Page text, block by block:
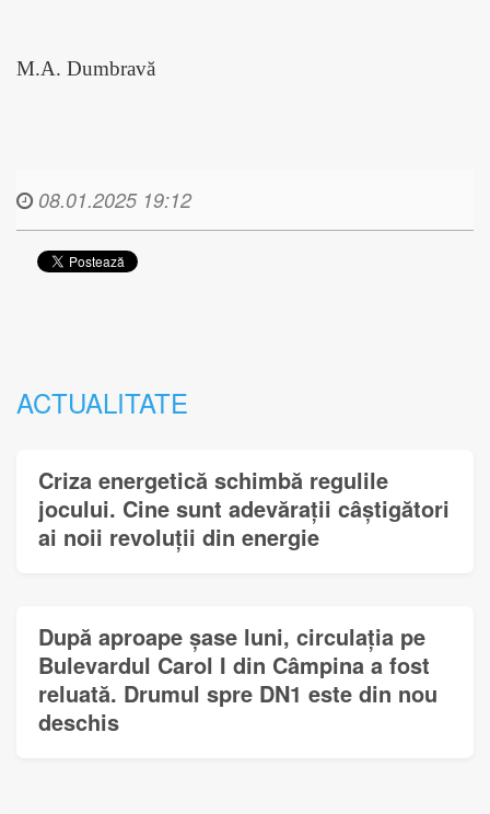
M.A. Dumbravă
08.01.2025 19:12
ACTUALITATE
Criza energetică schimbă regulile
jocului. Cine sunt adevărații câștigători
ai noii revoluții din energie
După aproape șase luni, circulația pe
Bulevardul Carol I din Câmpina a fost
reluată. Drumul spre DN1 este din nou
deschis